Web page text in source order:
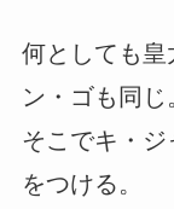
何としても皇
ン・ゴも同じ
そこでキ・ジ
をつける。